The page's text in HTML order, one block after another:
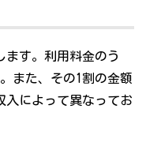
ます。利用料金のう
また、その1割の金額
入によって異なってお